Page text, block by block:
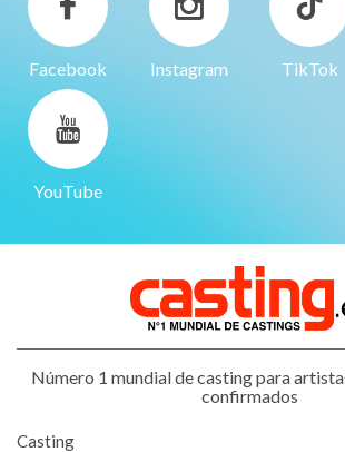
Facebook Instagram TikTok
YouTube
Número 1 mundial de casting para
confirmados
Casting